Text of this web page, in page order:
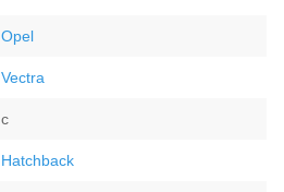
Opel
Vectra
c
Hatchback